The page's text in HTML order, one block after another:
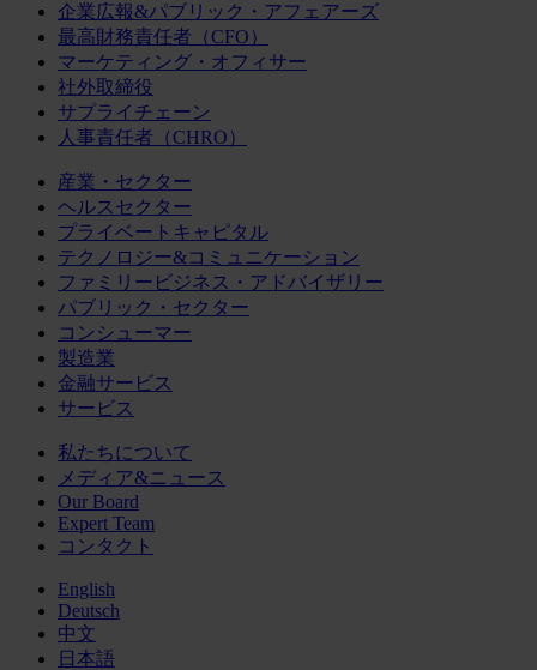
企業広報&パブリック・アフェアーズ
最高財務責任者（CFO）
マーケティング・オフィサー
社外取締役
サプライチェーン
人事責任者（CHRO）
産業・セクター
ヘルスセクター
プライベートキャピタル
テクノロジー&コミュニケーション
ファミリービジネス・アドバイザリー
パブリック・セクター
コンシューマー
製造業
金融サービス
サービス
私たちについて
メディア&ニュース
Our Board
Expert Team
コンタクト
English
Deutsch
中文
日本語